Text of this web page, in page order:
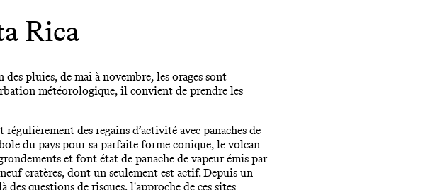
Rica
pluies, de mai à novembre, les orages sont
météorologique, il convient de prendre les
des regains d’activité avec panaches de
du pays pour sa parfaite forme conique, le volcan
et font état de panache de vapeur émis par
cratères, dont un seulement est actif. Depuis un
questions de risques, l'approche de ces sites